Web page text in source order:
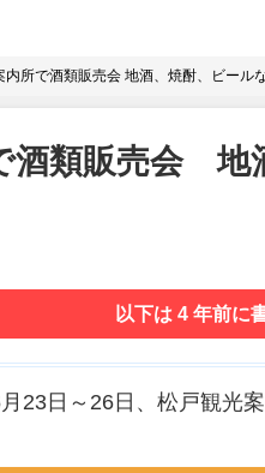
内所で酒類販売会 地酒、焼酎、ビール
酒類販売会 地
以下は 4 年前に
23日～26日、松戸観光